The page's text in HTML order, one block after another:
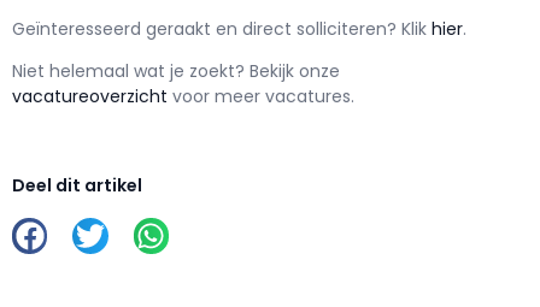
Geïnteresseerd geraakt en direct solliciteren? Klik hier.
Niet helemaal wat je zoekt? Bekijk onze
vacatureoverzicht voor meer vacatures.
Deel dit artikel